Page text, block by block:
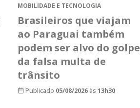
MOBILIDADE E TECNOLOGIA
Brasileiros que viajam
ao Paraguai também
podem ser alvo do golpe
da falsa multa de
trânsito
Publicado 05/08/2026às 13h30